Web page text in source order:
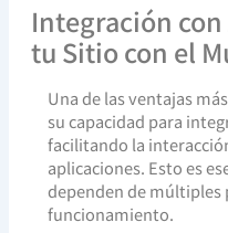
Integración
tu Sitio con el
Una de las ventajas
su capacidad para
facilitando la
aplicaciones. Esto es
dependen de múltiples
funcionamiento.